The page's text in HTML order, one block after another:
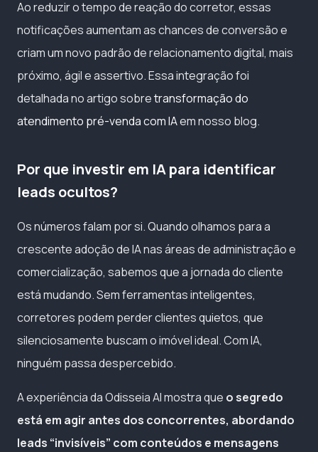
Ao reduzir o tempo de reação do corretor, essas
notificações aumentam as chances de conversão e
criam um novo padrão de relacionamento digital, mais
próximo, ágil e assertivo. Essa integração foi
detalhada no artigo sobretransformação do
atendimento pré-venda com IAem nosso blog.
Por que investir em IA para identificar
leads ocultos?
Os números falam por si. Quando olhamos para a
crescente adoção de IA nas áreas de administração e
comercialização, sabemos que a jornada do cliente
está mudando. Sem ferramentas inteligentes,
corretores podem perder clientes quietos, que
silenciosamente buscam o imóvel ideal. Com IA,
ninguém passa despercebido.
A experiência da Odisseia AI mostra que o segredo
está em agir antes dos concorrentes, abordando
leads “invisíveis” com conteúdos e mensagens